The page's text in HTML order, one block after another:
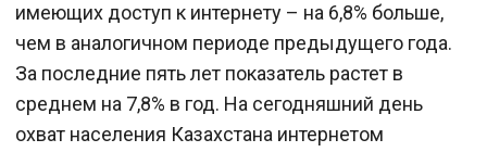
имеющих доступ к интернету – на 6,8% больше,
чем в аналогичном периоде предыдущего года.
За последние пять лет показатель растет в
среднем на 7,8% в год. На сегодняшний день
охват населения Казахстана интернетом